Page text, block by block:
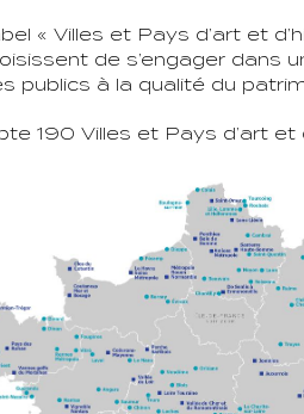
« Villes et Pays d’art et
de s’engager dans
publics à la qualité du
190 Villes et Pays d’art